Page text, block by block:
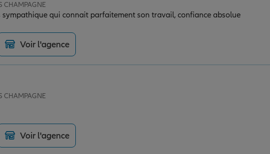
CHAMPAGNE
sympathique qui connait parfaitement son travail, confiance absolue
Voir l'agence
CHAMPAGNE
Voir l'agence